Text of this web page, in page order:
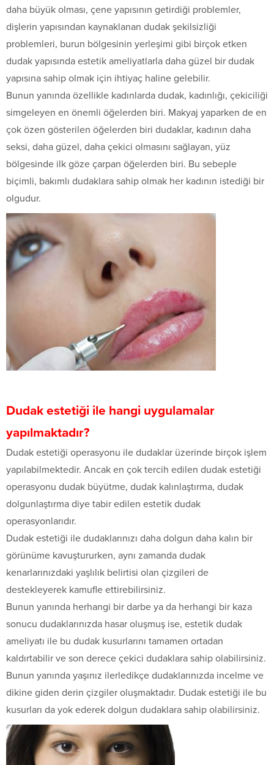
daha büyük olması, çene yapısının getirdiği problemler,
dişlerin yapısından kaynaklanan dudak şekilsizliği
problemleri, burun bölgesinin yerleşimi gibi birçok etken
dudak yapısında estetik ameliyatlarla daha güzel bir dudak
yapısına sahip olmak için ihtiyaç haline gelebilir.
Bunun yanında özellikle kadınlarda dudak, kadınlığı, çekiciliği
simgeleyen en önemli öğelerden biri. Makyaj yaparken de en
çok özen gösterilen öğelerden biri dudaklar, kadının daha
seksi, daha güzel, daha çekici olmasını sağlayan, yüz
bölgesinde ilk göze çarpan öğelerden biri. Bu sebeple
biçimli, bakımlı dudaklara sahip olmak her kadının istediği bir
olgudur.
Dudak estetiği ile hangi uygulamalar
yapılmaktadır?
Dudak estetiği operasyonu ile dudaklar üzerinde birçok işlem
yapılabilmektedir. Ancak en çok tercih edilen dudak estetiği
operasyonu dudak büyütme, dudak kalınlaştırma, dudak
dolgunlaştırma diye tabir edilen estetik dudak
operasyonlarıdır.
Dudak estetiği ile dudaklarınızı daha dolgun daha kalın bir
görünüme kavuştururken, aynı zamanda dudak
kenarlarınızdaki yaşlılık belirtisi olan çizgileri de
destekleyerek kamufle ettirebilirsiniz.
Bunun yanında herhangi bir darbe ya da herhangi bir kaza
sonucu dudaklarınızda hasar oluşmuş ise, estetik dudak
ameliyatı ile bu dudak kusurlarını tamamen ortadan
kaldırtabilir ve son derece çekici dudaklara sahip olabilirsiniz.
Bunun yanında yaşınız ilerledikçe dudaklarınızda incelme ve
dikine giden derin çizgiler oluşmaktadır. Dudak estetiği ile bu
kusurları da yok ederek dolgun dudaklara sahip olabilirsiniz.